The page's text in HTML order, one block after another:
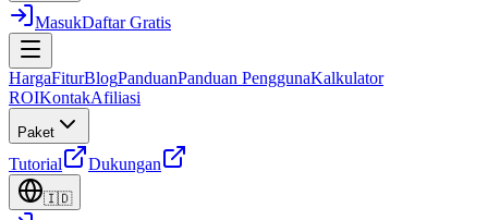
MasukDaftar Gratis
HargaFiturBlogPanduanPanduan PenggunaKalkulator
ROIKontakAfiliasi
Paket
Tutorial Dukungan
🇮🇩